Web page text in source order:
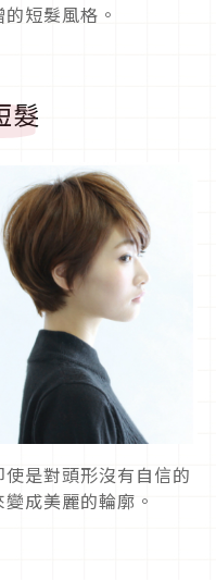
短髮風格。
髮
是對頭形沒有自信的
成美麗的輪廓。